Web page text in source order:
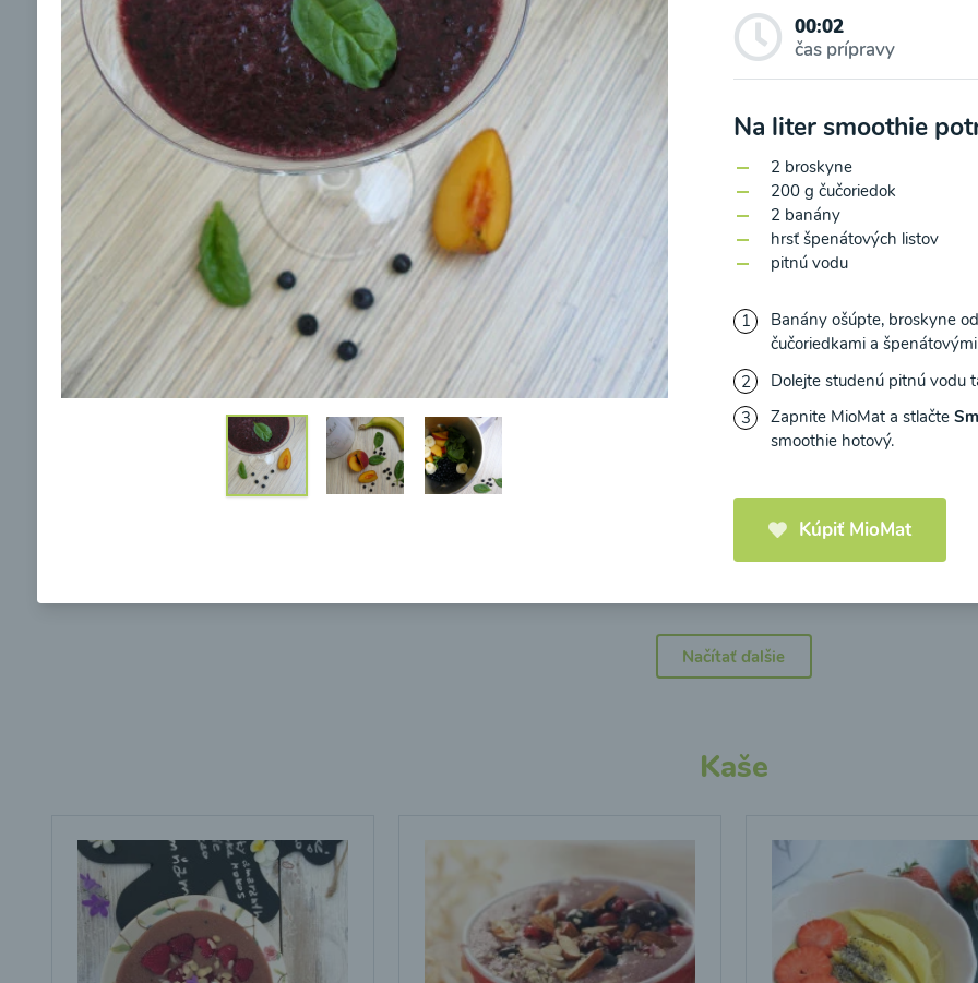
00:25 Zobraziť 00:25 Zobraziť 00:25
Brokolicová polievka s nivou
Brokolicová polievka s
pečenými cherry a
mozzarelou od Recepty
Mojej Zdravej Kuchyne
Brokolicová polievka
syrom
00:25
Načítať ďalšie
Kaše
00:02
čas prípravy
Na liter smoothie
2 broskyne
200 g čučoriedok
2 banány
hrsť špenátových listov
pitnú vodu
Banány ošúpte, broskyne
čučoriedkami a
Dolejte studenú pitnú vodu
Zapnite MioMat a stlačte
smoothie hotový.
Kúpiť MioMat
Odber noviniek a akcií
Odoslaním registrácie na Newsletter súhlasím so spracovaním osobných údajov pre účely zasielania newsletteru
Ochrane osobných údajov a súhlasím s nimi.